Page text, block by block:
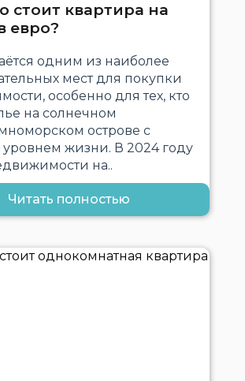
стоит квартира на
евро?
одним из наиболее
мест для покупки
особенно для тех, кто
на солнечном
острове с
жизни. В 2024 году
на..
Читать полностью